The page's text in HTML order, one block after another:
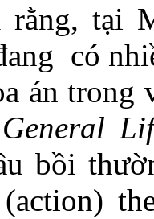
rằng, tại
có
án trong
bồi